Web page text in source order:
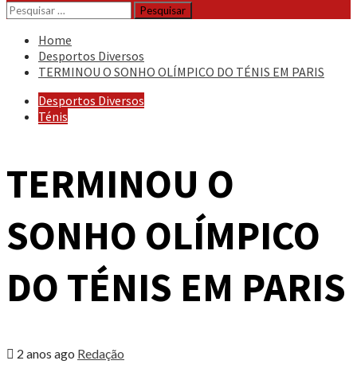
Pesquisar
por:
Home
Desportos Diversos
TERMINOU O SONHO OLÍMPICO DO TÉNIS EM PARIS
Desportos Diversos
Ténis
TERMINOU O
SONHO OLÍMPICO
DO TÉNIS EM PARIS
2 anos ago Redação